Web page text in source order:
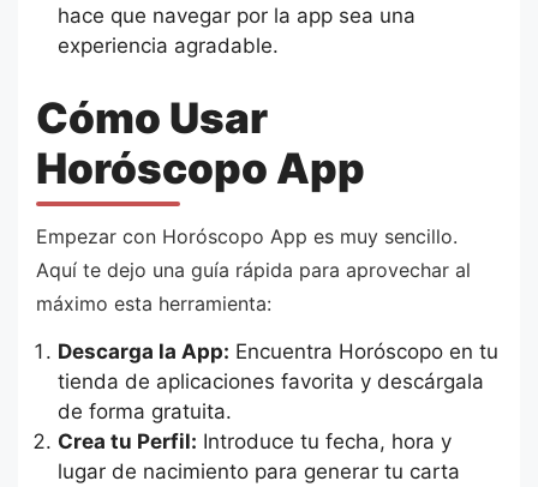
hace que navegar por la app sea una
experiencia agradable.
Cómo Usar
Horóscopo App
Empezar con Horóscopo App es muy sencillo.
Aquí te dejo una guía rápida para aprovechar al
máximo esta herramienta:
Descarga la App: Encuentra Horóscopo en tu
tienda de aplicaciones favorita y descárgala
de forma gratuita.
Crea tu Perfil: Introduce tu fecha, hora y
lugar de nacimiento para generar tu carta